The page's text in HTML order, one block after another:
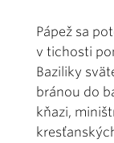
Pápež sa
v tichosti
Baziliky
bránou do
kňazi,